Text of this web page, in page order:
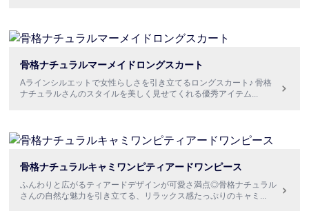
骨格ナチュラルマーメイドロングスカート
Aラインシルエットで女性らしさを引き立てるロングスカート♪ 骨格
ナチュラルさんのスタイルを美しく見せてくれる優秀アイテム...
骨格ナチュラルキャミワンピティアードワンピース
ふんわりと広がるティアードデザインが可愛さ満点◎骨格ナチュラル
さんの自然な魅力を引き立てる、リラックス感たっぷりのキャミ ...